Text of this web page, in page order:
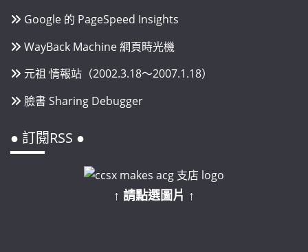
Google 的 PageSpeed Insights
WayBack Machine 網頁時光機
元祖 情報站（2002.3.18～2007.1.18）
臉書 Sharing Debugger
● 訂閱RSS ●
↑ 請點選圖片 ↑